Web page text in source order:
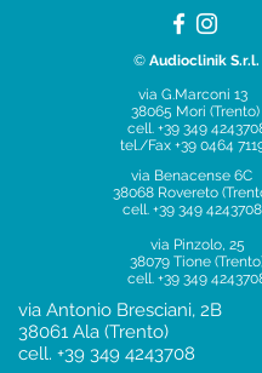
© Audioclinik S.r.l.
via G.Marconi 13
38065 Mori (Trento)
cell. +39 349
tel./Fax +39 0464
via Benacense 6C
38068 Rovereto
cell. +39 349 4243708
via Pinzolo, 25
38079 Tione
cell. +39 349
via Antonio Bresciani, 2B
38061 Ala (Trento)
cell. +39 349 4243708